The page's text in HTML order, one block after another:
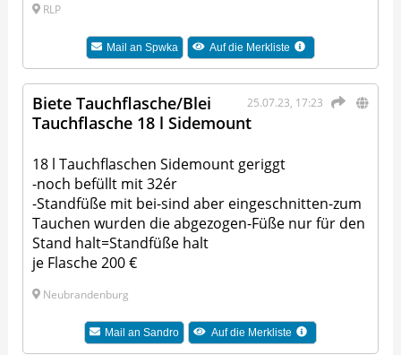
RLP
Mail an Spwka Auf die Merkliste
25.07.23, 17:23
Biete Tauchflasche/Blei
Tauchflasche 18 l Sidemount
18 l Tauchflaschen Sidemount geriggt
-noch befüllt mit 32ér
-Standfüße mit bei-sind aber eingeschnitten-zum
Tauchen wurden die abgezogen-Füße nur für den
Stand halt=Standfüße halt
je Flasche 200 €
Neubrandenburg
Mail anSandro Auf die Merkliste